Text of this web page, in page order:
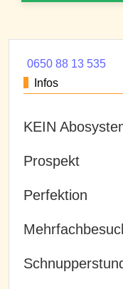
0650 88 13 535
Infos
KEIN
Prospekt
Perfektion